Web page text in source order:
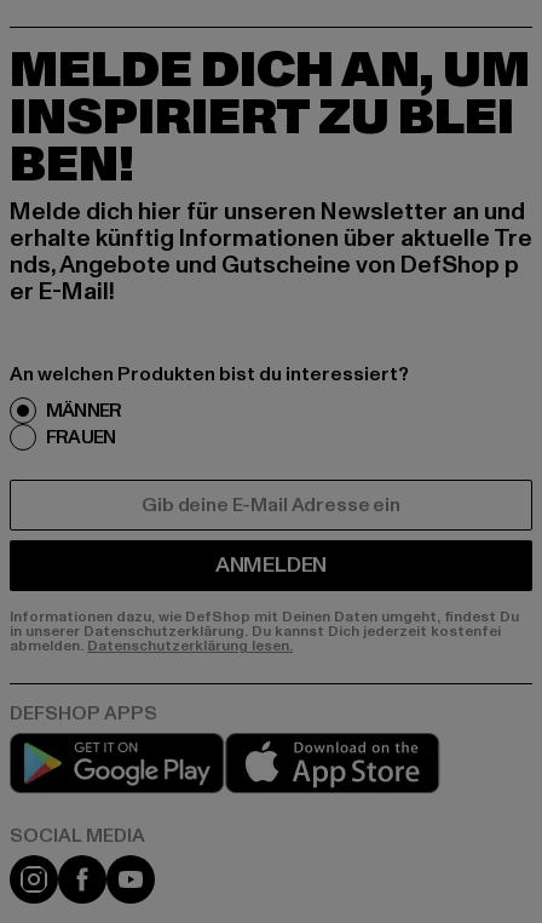
MELDE DICH AN, UM
INSPIRIERT ZU BLEI
BEN!
Melde dich hier für unseren Newsletter an und
erhalte künftig Informationen über aktuelle Tre
nds, Angebote und Gutscheine von DefShop p
er E-Mail!
An welchen Produkten bist du interessiert?
MÄNNER
FRAUEN
ANMELDEN
Informationen dazu, wie DefShop mit Deinen Daten umgeht, findest Du
in unserer Datenschutzerklärung. Du kannst Dich jederzeit kostenfei
abmelden. Datenschutzerklärung lesen.
Play market
Instagram
FacebookYouTube